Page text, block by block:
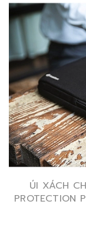
ÚI XÁCH
PROTECTION